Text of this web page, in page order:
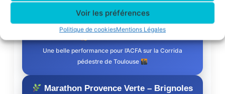
Voir les préférences
Politique de cookiesMentions Légales
Une superbe deuxième place de catégorie
Une belle performance pour l’ACFA sur la Corrida
pédestre de Toulouse
Marathon Provence Verte – Brignoles